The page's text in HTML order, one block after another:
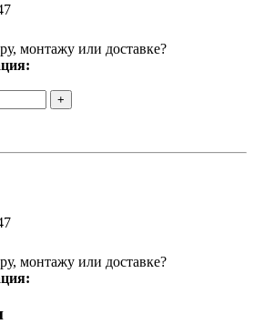
монтажу или доставке?
+
монтажу или доставке?